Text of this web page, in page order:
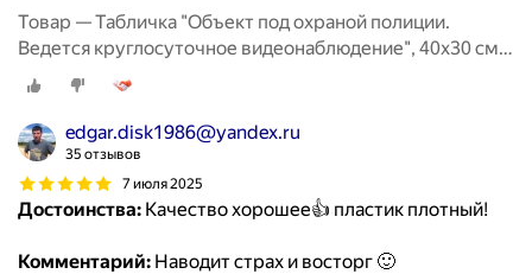
Товар — Табличка "Объект под охраной полиции.
Ведется круглосуточное видеонаблюдение", 40х30 см,
ПВХ
edgar.disk1986@yandex.ru
35 отзывов
7 июля 2025
Достоинства: Качество хорошее👍 пластик плотный!
Комментарий: Наводит страх и восторг 🙂